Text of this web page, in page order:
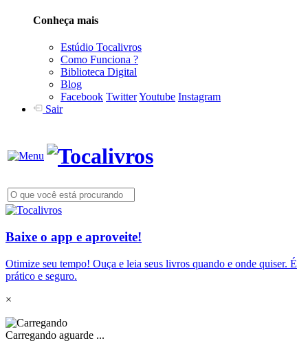
Conheça mais
Estúdio Tocalivros
Como Funciona ?
Biblioteca Digital
Blog
Facebook TwitterYoutube Instagram
Sair
Baixe o app e aproveite!
Otimize seu tempo! Ouça e leia seus livros quando e onde quiser. É
prático e seguro.
×
Carregando aguarde ...